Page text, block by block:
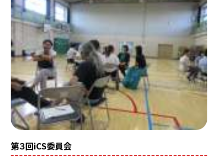
第３回iCS委員会